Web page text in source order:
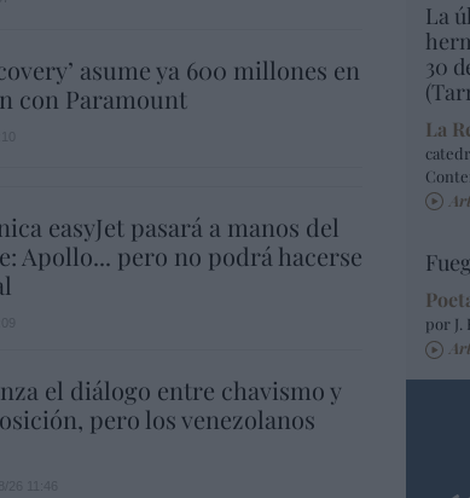
asume ya 600 millones en
con Paramount
easyJet pasará a manos del
Apollo... pero no podrá hacerse
el diálogo entre chavismo y
pero los venezolanos
La
30
La
por J.